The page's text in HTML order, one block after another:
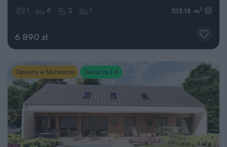
6 890 zł
1 4 2 1 103,15 m 2
Opisany w Muratorze Garaż za 1 zł